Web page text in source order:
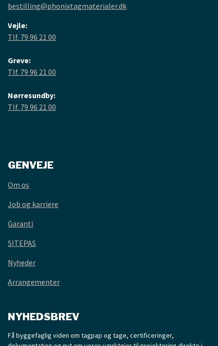
bestilling@phonixtagmaterialer.dk
Vejle:
Tlf. 79 96 21 00
Greve:
Tlf. 79 96 21 00
Nørresundby:
Tlf. 79 96 21 00
GENVEJE
Om os
Job og karriere
Garanti
SITEPAS
Nyheder
Arrangementer
NYHEDSBREV
Få byggefaglig viden om tagpap og tage, certificeringer,